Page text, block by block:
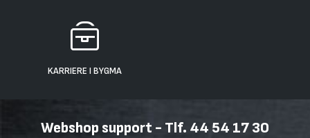
KARRIERE I BYGMA
Webshop support - Tlf. 44 54 17 30